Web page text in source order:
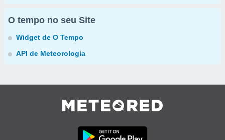
O tempo no seu Site
Widget de O Tempo
API de Meteorologia